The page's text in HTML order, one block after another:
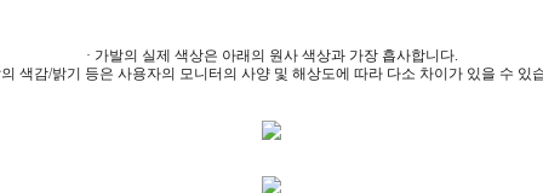
· 가발의 실제 색상은 아래의 원사 색상과 가장 흡사합니다.
의 색감/밝기 등은 사용자의 모니터의 사양 및 해상도에 따라 다소 차이가 있을 수 있